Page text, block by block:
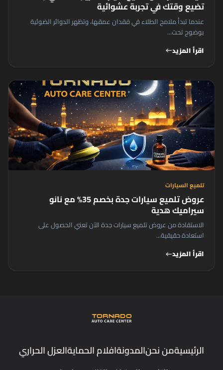
تضيع وقتك في تجربة عشوائية
عندما تبدأ ملامح الطلاء في فقدان عمقها، وتظهر الدوائر الضوئية
بوضوح تحت...
اقرأ المزيدwest
تلميع السيارات
عروض تلميع سيارات جدة بخصم 35% مع نانو
سيراميك هدية
الاستفادة من عروض تلميع سيارات جدة الآن تعني الحصول على
استعادة حقيقية...
اقرأ المزيدwest
الرئيسيةمن نحنالمدونةافلام الحمايةالعزل الحراري